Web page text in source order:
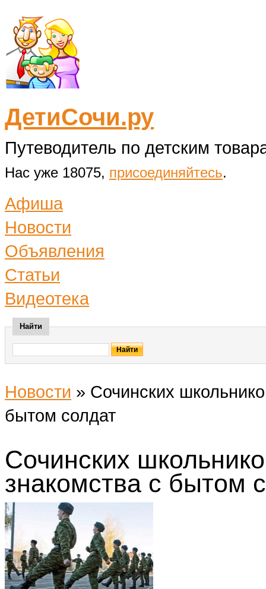
ДетиСочи.ру
Путеводитель по детским
Нас уже 18075, присоединяйтесь.
Афиша
Новости
Объявления
Статьи
Видеотека
Найти
Новости » Сочинских
бытом солдат
Сочинских
знакомства с бытом